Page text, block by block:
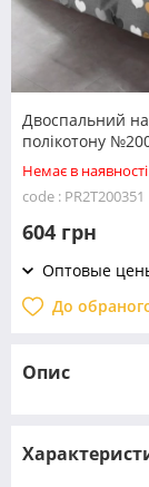
Двоспальний
полікотону
Немає в наявності
code : PR2T200351
604 грн
Оптовые
До
Опис